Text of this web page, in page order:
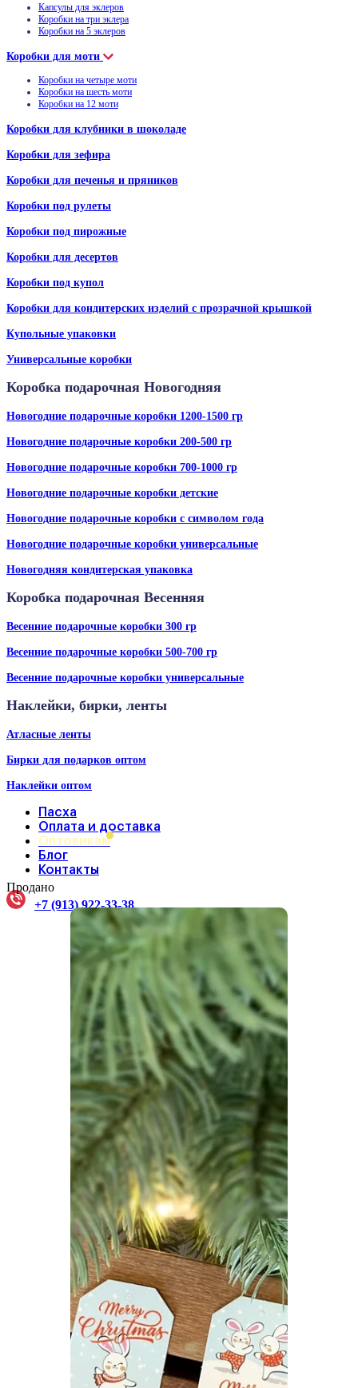
Капсулы для эклеров
Коробки на три эклера
Коробки на 5 эклеров
Коробки для моти
Коробки на четыре моти
Коробки на шесть моти
Коробки на 12 моти
Коробки для клубники в шоколаде
Коробки для зефира
Коробки для печенья и пряников
Коробки под рулеты
Коробки под пирожные
Коробки для десертов
Коробки под купол
Коробки для кондитерских изделий с прозрачной крышкой
Купольные упаковки
Универсальные коробки
Коробка подарочная Новогодняя
Новогодние подарочные коробки 1200-1500 гр
Новогодние подарочные коробки 200-500 гр
Новогодние подарочные коробки 700-1000 гр
Новогодние подарочные коробки детские
Новогодние подарочные коробки с символом года
Новогодние подарочные коробки универсальные
Новогодняя кондитерская упаковка
Коробка подарочная Весенняя
Весенние подарочные коробки 300 гр
Весенние подарочные коробки 500-700 гр
Весенние подарочные коробки универсальные
Наклейки, бирки, ленты
Атласные ленты
Бирки для подарков оптом
Наклейки оптом
Пасха
Оплата и доставка
Оптовикам
Блог
Контакты
+7 (913) 922-33-38
Продано